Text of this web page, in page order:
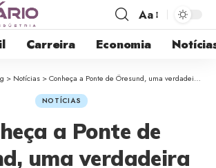
Aa
Carreira Economia
> Notícias >Conheça a Ponte de Öresund, uma verdadeira obra da engenharia
NOTÍCIAS
a Ponte de
uma verdadeira